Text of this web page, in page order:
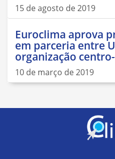
15 de agosto de 2019
Euroclima aprova
em parceria entre
organização
10 de março de 2019